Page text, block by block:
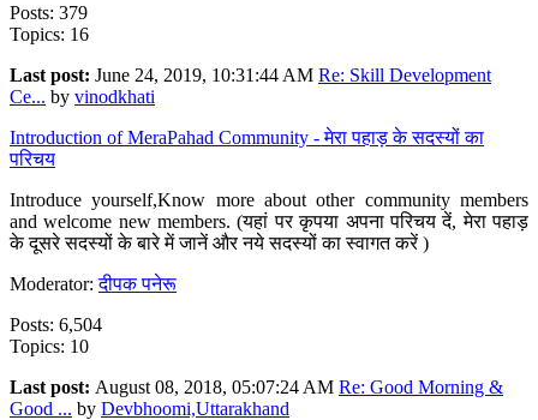
Posts: 379
Topics: 16
Last post: June 24, 2019, 10:31:44 AM Re: Skill Development
Ce... by vinodkhati
Introduction of MeraPahad Community - मेरा पहाड़ के सदस्यों का
परिचय
Introduce yourself,Know more about other community members
and welcome new members. (यहां पर कृपया अपना परिचय दें, मेरा पहाड़
के दूसरे सदस्यों के बारे में जानें और नये सदस्यों का स्वागत करें )
Moderator:दीपक पनेरू
Posts: 6,504
Topics: 10
Last post: August 08, 2018, 05:07:24 AM Re: Good Morning &
Good ... by Devbhoomi,Uttarakhand